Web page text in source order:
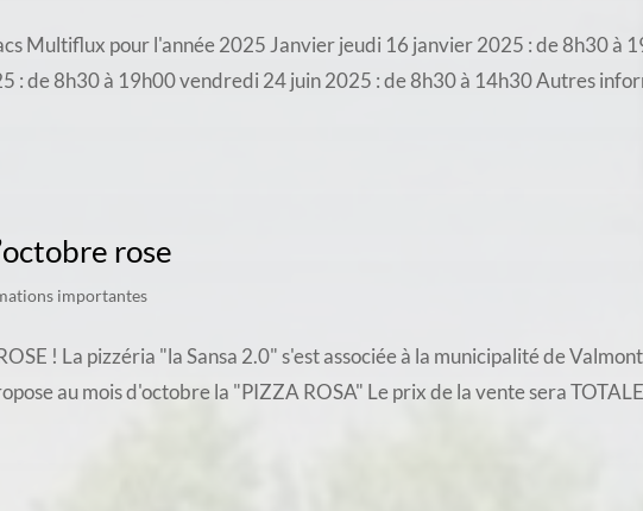
Multiflux pour l'année 2025 Janvier jeudi 16 janvier 2025 : de 8h30 à
: de 8h30 à 19h00 vendredi 24 juin 2025 : de 8h30 à 14h30 Autres
rose
importantes
! La pizzéria "la Sansa 2.0" s'est associée à la municipalité de
au mois d'octobre la "PIZZA ROSA" Le prix de la vente sera